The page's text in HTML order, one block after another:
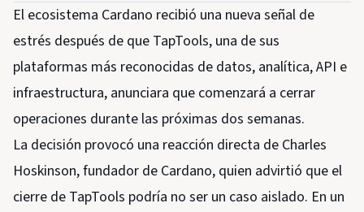
El ecosistema Cardano recibió una nueva señal de
estrés después de que TapTools, una de sus
plataformas más reconocidas de datos, analítica, API e
infraestructura, anunciara que comenzará a cerrar
operaciones durante las próximas dos semanas.
La decisión provocó una reacción directa de Charles
Hoskinson, fundador de Cardano, quien advirtió que el
cierre de TapTools podría no ser un caso aislado. En un